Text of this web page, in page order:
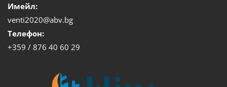
Имейл:
venti2020@abv.bg
Телефон:
+359 / 876 40 60 29